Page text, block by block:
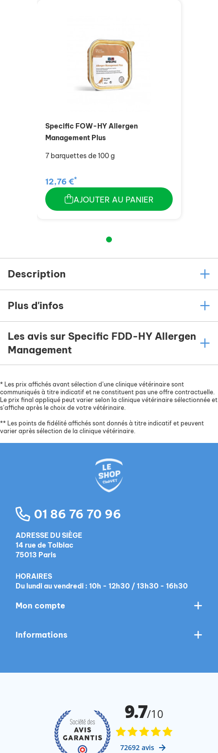
Specific FOW-HY Allergen
Management Plus
7 barquettes de 100 g
12,76 €*
AJOUTER AU PANIER
Description
Plus d'infos
Les avis sur Specific FDD-HY Allergen
Management
* Les prix affichés avant sélection d’une clinique vétérinaire sont
communiqués à titre indicatif et ne constituent pas une offre contractuelle.
Le prix final appliqué peut varier selon la clinique vétérinaire sélectionnée et
s’affiche après le choix de votre vétérinaire.
** Les points de fidélité affichés sont donnés à titre indicatif et peuvent
varier après sélection de la clinique vétérinaire.
01 86 76 70 96
ADRESSE DU SIÈGE
14 rue de Tolbiac
75013 Paris
HORAIRES
Du lundi au vendredi : 10h - 12h30 / 13h30 - 16h30
Mon compte
Informations